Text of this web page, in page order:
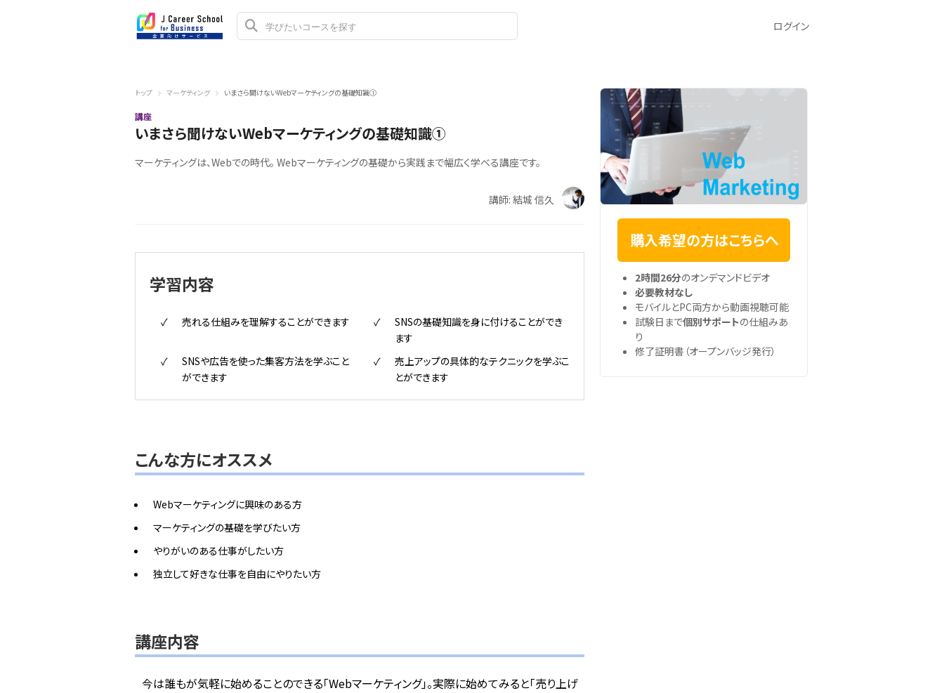
ログイン
トップ マーケティング いまさら聞けないWebマーケティングの基礎知識①
講座
いまさら聞けないWebマーケティングの基礎知識①
マーケティングは、Webでの時代。 Webマーケティングの基礎から実践まで幅広く学べる講座です。
講師: 結城 信久
学習内容
売れる仕組みを理解することができます
SNSの基礎知識を身に付けることができ
ます
SNSや広告を使った集客方法を学ぶこと
ができます
売上アップの具体的なテクニックを学ぶこ
とができます
こんな方にオススメ
Webマーケティングに興味のある方
マーケティングの基礎を学びたい方
やりがいのある仕事がしたい方
独立して好きな仕事を自由にやりたい方
講座内容
今は誰もが気軽に始めることのできる「Webマーケティング」。実際に始めてみると「売り上げ
購入希望の方はこちらへ
2時間26分のオンデマンドビデオ
必要教材なし
モバイルとPC両方から動画視聴可能
試験日まで個別サポートの仕組みあ
り
修了証明書（オープンバッジ発行）